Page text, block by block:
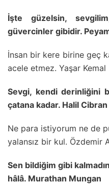
İşte güzelsin,
güvercinler gibidir.
İnsan bir kere birine geç
acele etmez. Yaşar Kemal
Sevgi, kendi derinliğini
çatana kadar. Halil Cibran
Ne para istiyorum ne de
yalansız bir kul. Özdemir
Sen bildiğim gibi
hâlâ. Murathan Mungan